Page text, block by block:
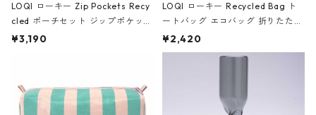
LOQI ローキー Zip Pockets Recy
cled ポーチセット ジップポケット
ファスナーポーチ 撥水加工 トラベ
ーガンディー、オフホワイト
¥3,190
LOQI ローキー Recycled Bag ト
ートバッグ エコバッグ 折りたたみ
大きめ 撥水加工 収納ポーチ CRO
CODILE/Black クロコダイル/ブラ
¥2,420